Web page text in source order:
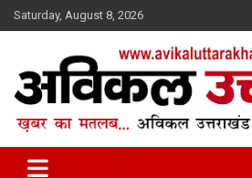
Skip
to
Saturday, August 8, 2026
Avikal Uttarakhand